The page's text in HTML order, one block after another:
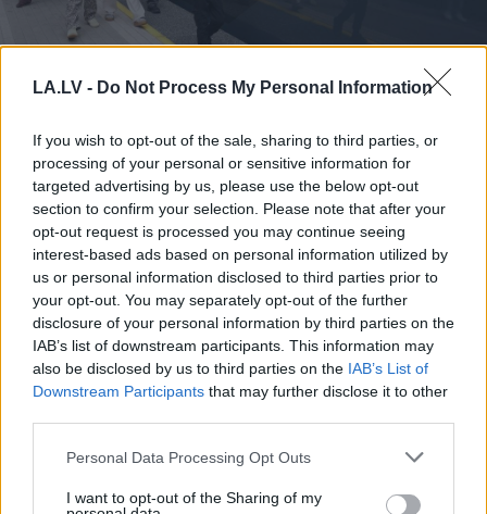
LA.LV - Do Not Process My Personal Information
If you wish to opt-out of the sale, sharing to third parties, or
processing of your personal or sensitive information for
targeted advertising by us, please use the below opt-out
section to confirm your selection. Please note that after your
opt-out request is processed you may continue seeing
interest-based ads based on personal information utilized by
us or personal information disclosed to third parties prior to
your opt-out. You may separately opt-out of the further
disclosure of your personal information by third parties on the
IAB’s list of downstream participants. This information may
also be disclosed by us to third parties on the IAB’s List of
Downstream Participants that may further disclose it to other
Please note that this website/app uses one or more Google
not limited to your visit or usage behaviour. You may click to
Personal Data Processing Opt Outs
I want to opt-out of the Sharing of my
“Tikaibagātie izmanto
sabiedrisko transportu?”
Ģimene gribēja pavizināties
ar vilcienu, bet biļešu cena
lika pārdomāt
Olainē kādā namā
sācies peļu iebrukums:
krāpšana!” Depozīta
glāze vai vienkārši ar